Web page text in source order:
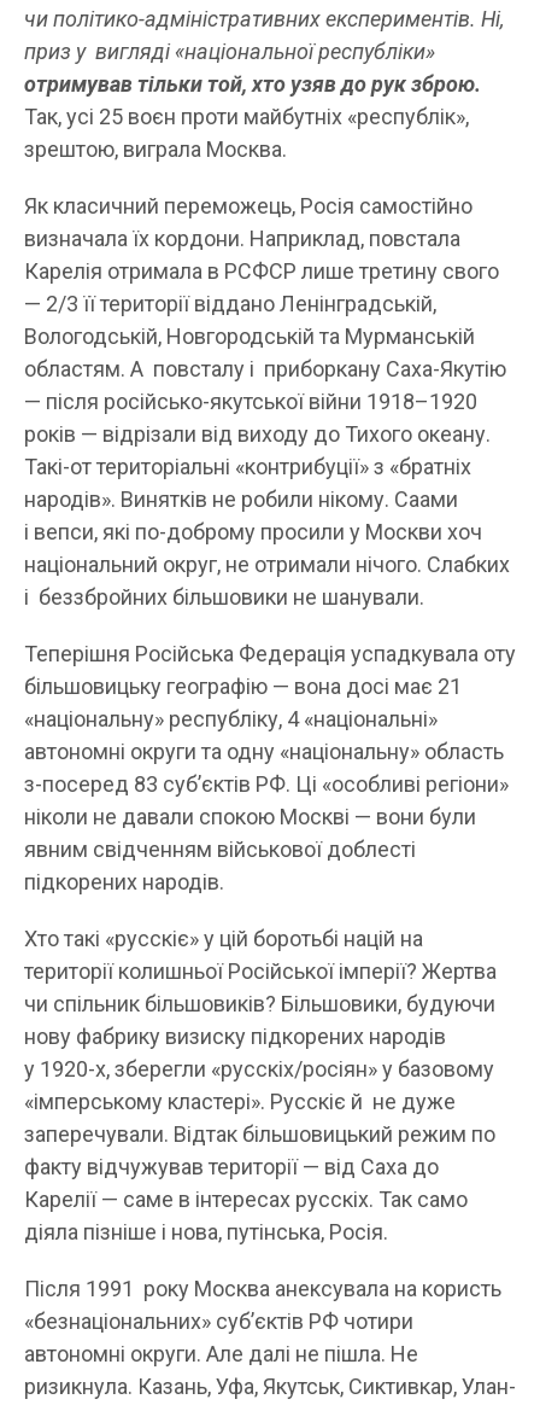
чи політико-адміністративних експериментів. Ні,
приз у вигляді «національної республіки»
отримував тільки той, хто узяв до рук зброю.
Так, усі 25 воєн проти майбутніх «республік»,
зрештою, виграла Москва.
Як класичний переможець, Росія самостійно
визначала їх кордони. Наприклад, повстала
Карелія отримала в РСФСР лише третину свого
— 2/3 її території віддано Ленінградській,
Вологодській, Новгородській та Мурманській
областям. А повсталу і приборкану Саха-Якутію
— після російсько-якутської війни 1918–1920
років — відрізали від виходу до Тихого океану.
Такі-от територіальні «контрибуції» з «братніх
народів». Винятків не робили нікому. Саами
і вепси, які по-доброму просили у Москви хоч
національний округ, не отримали нічого. Слабких
і беззбройних більшовики не шанували.
Теперішня Російська Федерація успадкувала оту
більшовицьку географію — вона досі має 21
«національну» республіку, 4 «національні»
автономні округи та одну «національну» область
з-посеред 83 суб’єктів РФ. Ці «особливі регіони»
ніколи не давали спокою Москві — вони були
явним свідченням військової доблесті
підкорених народів.
Хто такі «русскіє» у цій боротьбі націй на
території колишньої Російської імперії? Жертва
чи спільник більшовиків? Більшовики, будуючи
нову фабрику визиску підкорених народів
у 1920-х, зберегли «русскіх/росіян» у базовому
«імперському кластері». Русскіє й не дуже
заперечували. Відтак більшовицький режим по
факту відчужував території — від Саха до
Карелії — саме в інтересах русскіх. Так само
діяла пізніше і нова, путінська, Росія.
Після 1991 року Москва анексувала на користь
«безнаціональних» суб’єктів РФ чотири
автономні округи. Але далі не пішла. Не
ризикнула. Казань, Уфа, Якутськ, Сиктивкар, Улан-